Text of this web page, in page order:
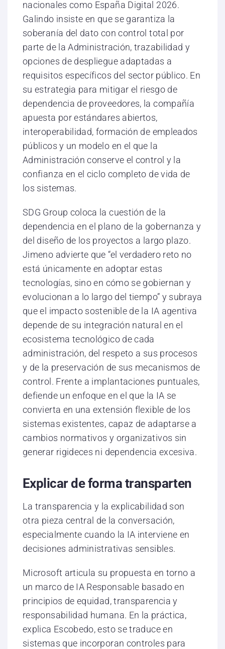
nacionales como España Digital 2026.
Galindo insiste en que se garantiza la
soberanía del dato con control total por
parte de la Administración, trazabilidad y
opciones de despliegue adaptadas a
requisitos específicos del sector público. En
su estrategia para mitigar el riesgo de
dependencia de proveedores, la compañía
apuesta por estándares abiertos,
interoperabilidad, formación de empleados
públicos y un modelo en el que la
Administración conserve el control y la
confianza en el ciclo completo de vida de
los sistemas.
SDG Group coloca la cuestión de la
dependencia en el plano de la gobernanza y
del diseño de los proyectos a largo plazo.
Jimeno advierte que “el verdadero reto no
está únicamente en adoptar estas
tecnologías, sino en cómo se gobiernan y
evolucionan a lo largo del tiempo” y subraya
que el impacto sostenible de la IA agentiva
depende de su integración natural en el
ecosistema tecnológico de cada
administración, del respeto a sus procesos
y de la preservación de sus mecanismos de
control. Frente a implantaciones puntuales,
defiende un enfoque en el que la IA se
convierta en una extensión flexible de los
sistemas existentes, capaz de adaptarse a
cambios normativos y organizativos sin
generar rigideces ni dependencia excesiva.
Explicar de forma transparten
La transparencia y la explicabilidad son
otra pieza central de la conversación,
especialmente cuando la IA interviene en
decisiones administrativas sensibles.
Microsoft articula su propuesta en torno a
un marco de IA Responsable basado en
principios de equidad, transparencia y
responsabilidad humana. En la práctica,
explica Escobedo, esto se traduce en
sistemas que incorporan controles para